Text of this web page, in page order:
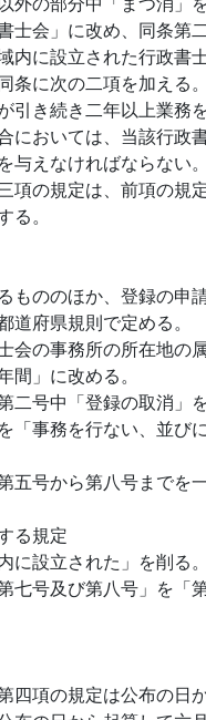
士会」に改め、同条第
内に設立された行政書
に次の二項を加える。
引き続き二年以上業務
においては、当該行政
えなければならない。
項の規定は、前項の規
。
もののほか、登録の申
府県規則で定める。
の事務所の所在地の
」に改める。
号中「登録の取消」
「事務を行ない、並び
五号から第八号までを
る規定
設立された」を削る。
七号及び第八号」を「
四項の規定は公布の日